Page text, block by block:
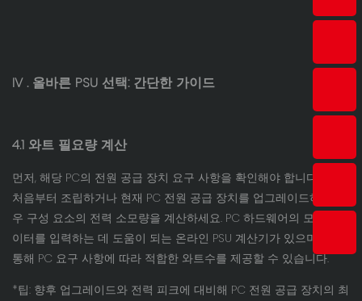
IV. 올바른 PSU 선택: 간단한 가이드
4.1 와트 필요량 계산
먼저, 해당 PC의 전원 공급 장치 요구 사항을 확인해야 합니다. PC를
처음부터 조립하거나 현재 PC 전원 공급 장치를 업그레이드하는 경
우 구성 요소의 전력 소모량을 계산하세요. PC 하드웨어의 모든 데
이터를 입력하는 데 도움이 되는 온라인 PSU 계산기가 있으며, 이를
통해 PC 요구 사항에 따라 적합한 와트수를 제공할 수 있습니다.
*팁: 향후 업그레이드와 전력 피크에 대비해 PC 전원 공급 장치의 최